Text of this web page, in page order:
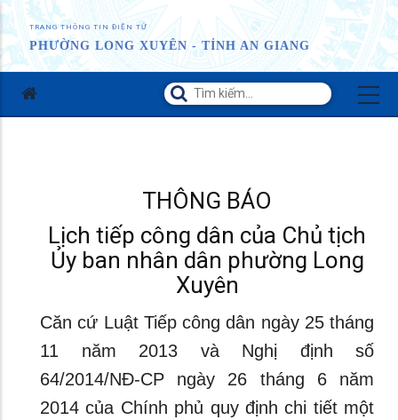
TRANG THÔNG TIN ĐIỆN TỬ
PHƯỜNG LONG XUYÊN - TỈNH AN GIANG
THÔNG BÁO
Lịch tiếp công dân của Chủ tịch
Ủy ban nhân dân phường Long
Xuyên
Căn cứ Luật Tiếp công dân ngày 25 tháng
11 năm 2013 và Nghị định số
64/2014/NĐ-CP ngày 26 tháng 6 năm
2014 của Chính phủ quy định chi tiết một